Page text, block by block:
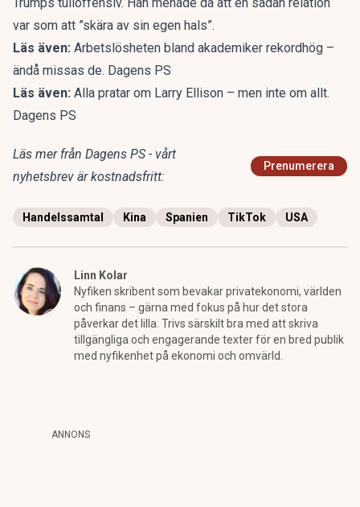
var som att ”skära av sin egen hals”.
Läs även: Arbetslösheten bland akademiker rekordhög –
ändå missas de. Dagens PS
Läs även: Alla pratar om Larry Ellison – men inte om allt.
Dagens PS
Läs mer från Dagens PS - vårt
nyhetsbrev är kostnadsfritt:
Prenumerera
Handelssamtal Kina Spanien TikTok USA
Linn Kolar
Nyfiken skribent som bevakar privatekonomi, världen
och finans – gärna med fokus på hur det stora
påverkar det lilla. Trivs särskilt bra med att skriva
tillgängliga och engagerande texter för en bred publik
med nyfikenhet på ekonomi och omvärld.
ANNONS